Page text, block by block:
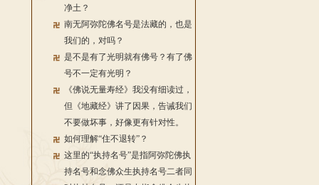
净土？
南无阿弥陀佛名号是法藏的，也是
我们的，对吗？
是不是有了光明就有佛号？有了佛
号不一定有光明？
《佛说无量寿经》我没有细读过，
但《地藏经》讲了因果，告诫我们
不要做坏事，好像更有针对性。
如何理解“住不退转”？
这里的“执持名号”是指阿弥陀佛执
持名号和念佛众生执持名号二者同